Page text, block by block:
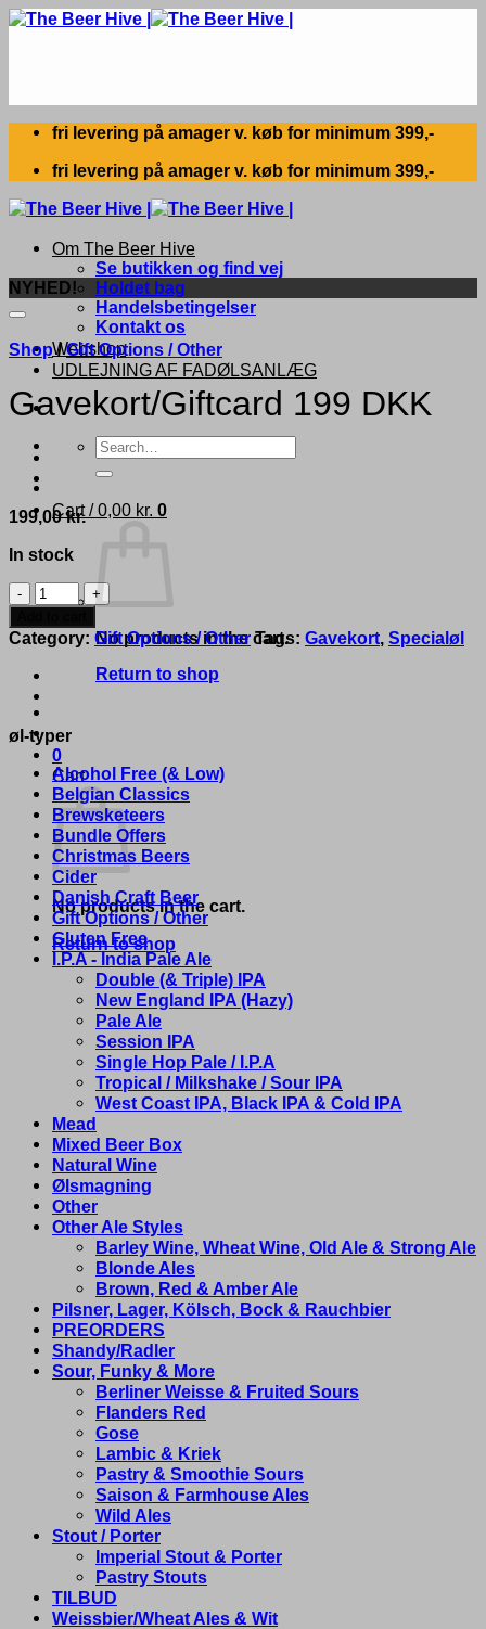
Skip
fri levering på amager v. køb for minimum 399,-
fri levering på amager v. køb for minimum 399,-
Om The Beer Hive
Se butikken og find vej
Holdet bag
Handelsbetingelser
Kontakt os
Webshop
UDLEJNING AF FADØLSANLÆG
Search
for:
Cart /0,00 kr. 0
No products in the cart.
Return to shop
0
Cart
No products in the cart.
Return to shop
NYHED!
Shop / Gift Options / Other
Gavekort/Giftcard 199 DKK
199,00kr.
In stock
Gavekort/Giftcard
199
DKK
quantity
Category: Gift Options / Other Tags: Gavekort, Specialøl
øl-typer
Alcohol Free (& Low)
Belgian Classics
Brewsketeers
Bundle Offers
Christmas Beers
Cider
Danish Craft Beer
Gift Options / Other
Gluten Free
I.P.A - India Pale Ale
Double (& Triple) IPA
New England IPA (Hazy)
Pale Ale
Session IPA
Single Hop Pale / I.P.A
Tropical / Milkshake / Sour IPA
West Coast IPA, Black IPA & Cold IPA
Mead
Mixed Beer Box
Natural Wine
Ølsmagning
Other
Other Ale Styles
Barley Wine, Wheat Wine, Old Ale & Strong Ale
Blonde Ales
Brown, Red & Amber Ale
Pilsner, Lager, Kölsch, Bock & Rauchbier
PREORDERS
Shandy/Radler
Sour, Funky & More
Berliner Weisse & Fruited Sours
Flanders Red
Gose
Lambic & Kriek
Pastry & Smoothie Sours
Saison & Farmhouse Ales
Wild Ales
Stout / Porter
Imperial Stout & Porter
Pastry Stouts
TILBUD
Weissbier/Wheat Ales & Wit